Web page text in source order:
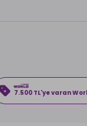
7.500 TL'ye varan